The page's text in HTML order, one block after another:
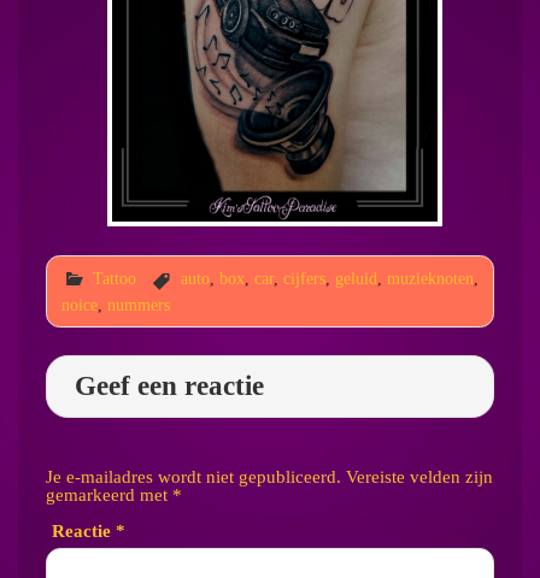
Tattoo auto, box car, cijfers, geluid muzieknoten
noice, nummers
Geef een reactie
Je e-mailadres wordt niet gepubliceerd. Vereiste velden zijn
gemarkeerd met *
Reactie *